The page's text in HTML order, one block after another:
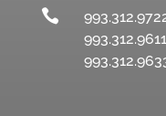

993.312.9611